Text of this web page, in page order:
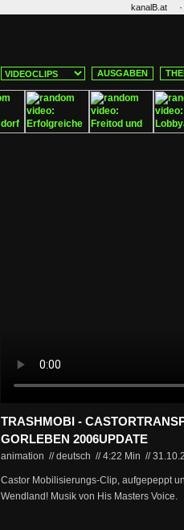
kanalB.at ·
AUSGABEN
TRASHMOBI -
GORLEBEN 2006UPDATE
animation // deutsch //4:22 Min //
Castor Mobilisierungs-Clip, aufgepeppt
Wendland! Musik von His Masters Voice.